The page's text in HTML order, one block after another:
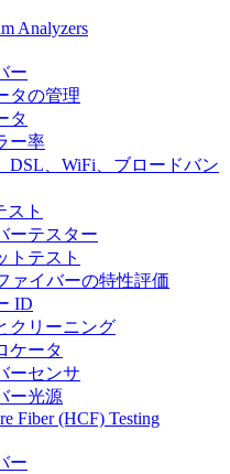
Analyzers
ー
タの管理
タ
ー率
DSL、WiFi、ブロードバン
スト
ーテスター
トテスト
ァイバーの特性評価
ID
クリーニング
ケータ
ーセンサ
ー光源
Fiber (HCF) Testing
ー